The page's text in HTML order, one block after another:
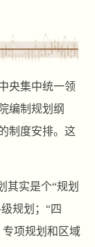
央集中统一领
编制规划纲
制度安排。这
其实是个“规划
规划；“四
项规划和区域